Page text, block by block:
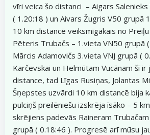
vīri veica šo distanci – Aigars
( 1.20:18 ) un Aivars Žugris V50 grupā
10 km distancē veiksmīgākais no
Pēteris Trubačs – 1.vieta VN50 grupā
Mārcis Adamovičs 3.vieta VNJ grupā (
Karčevskai un Helmūtam Vucānam šī ir
distance, tad Līgas Rusiņas, Jolantas
Šņepstes uzvārdi 10 km distancē bija
pulciņš preilēniešu izskrēja īsāko – 5
skrējiens padevās Raineram
grupā ( 0.18:46 ). Progresē arī mūsu